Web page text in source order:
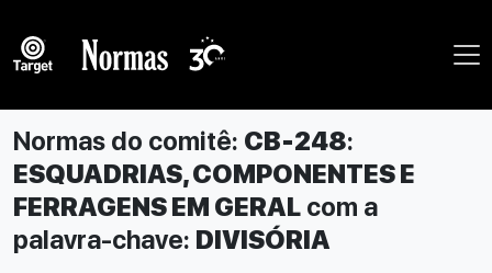
Normas do comitê: CB-248:
ESQUADRIAS, COMPONENTES E
FERRAGENS EM GERAL com a
palavra-chave: DIVISÓRIA